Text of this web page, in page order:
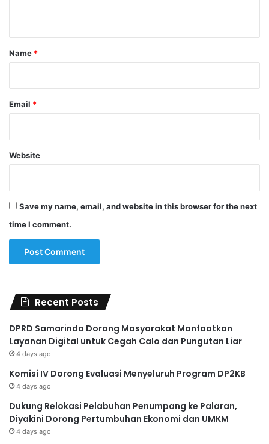
*
Name *
Email *
Website
Save my name, email, and website in this browser for the next
time I comment.
Recent Posts
DPRD Samarinda Dorong Masyarakat Manfaatkan
Layanan Digital untuk Cegah Calo dan Pungutan Liar
4 days ago
Komisi IV Dorong Evaluasi Menyeluruh Program DP2KB
4 days ago
Dukung Relokasi Pelabuhan Penumpang ke Palaran,
Diyakini Dorong Pertumbuhan Ekonomi dan UMKM
4 days ago